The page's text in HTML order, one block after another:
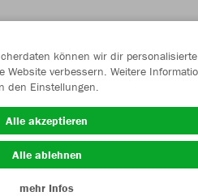
Farbe können wir dir personalisierte
Website verbessern. Weitere
den Einstellungen.
Alle akzeptieren
Alle ablehnen
mehr Infos